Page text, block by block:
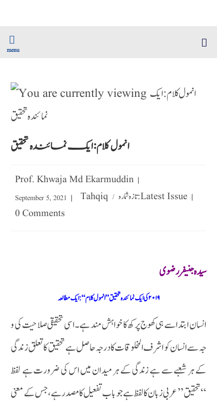
menu
انمول کلام:ایک نمائندہ تحقیق
Prof. Khwaja Md Ekarmuddin
September 5, 2021 Tahqiq /
تازہ شمارہ : Latest Issue
0 Comments
سیدہ جنیفر رضوی
۲۰۱۹کی ایک نمائندہ تحقیق ’’ انمول کلام‘‘:ایک مطالعہ
انسان ابتدا سے ہی کھوج پرکھ کا خواہش مند ہے۔ اسی تحقیقی صلا حیت کی و
جہ سے انسان کو اشرف المخلو قات کا درجہ حا صل ہے تحقیق کا تعلق ز ندگی
کے ہر شعبے سے ہے زندگی کے ہر میدان میں اس کی ضرورت ہے لفظ
‘‘تحقیق’’ عربی زبان کا لفظ ہے جو باب تفعیل کامصدر ہے ،جس کے معنی